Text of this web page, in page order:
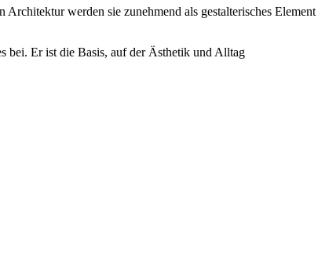
werden sie zunehmend als gestalterisches Element
bei. Er ist die Basis, auf der Ästhetik und Alltag